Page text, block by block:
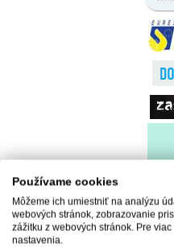
Používame cookies
Môžeme ich umiestniť na analýzu
webových stránok, zobrazovanie
zážitku z webových stránok. Pre
nastavenia.